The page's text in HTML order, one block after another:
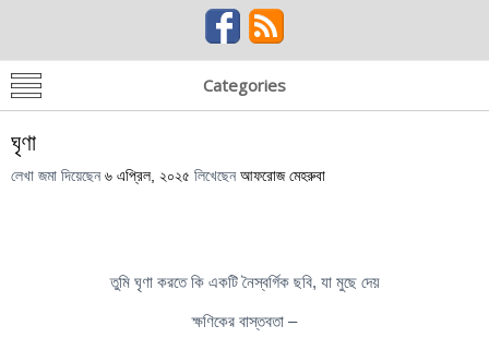
Categories
ঘৃণা
লেখা জমা দিয়েছেন ৬ এপ্রিল, ২০২৫ লিখেছেন আফরোজ মেহরুবা
তুমি ঘৃণা করতে কি একটি নৈস্বর্গিক ছবি, যা মুছে দেয়
ক্ষণিকের বাস্তবতা –